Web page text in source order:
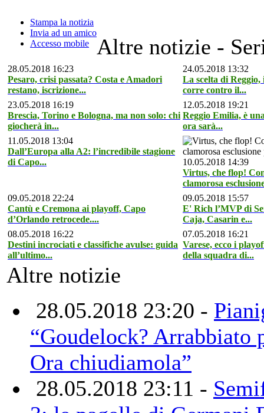
Stampa la notizia
Invia ad un amico
Accesso mobile
Altre notizie -
28.05.2018 16:23
Pesaro, crisi passata? Costa e Amadori
restano, iscrizione...
24.05.2018 13:32
La scelta di
corre contro il...
23.05.2018 16:19
Brescia, Torino e Bologna, ma non solo: chi
giocherà in...
12.05.2018 19:21
Reggio Emilia, è
ora sarà...
11.05.2018 13:04
Dall’Europa alla A2: l’incredibile stagione
di Capo...
10.05.2018 14:39
Virtus, che flop!
clamorosa
09.05.2018 22:24
Cantù e Cremona ai playoff, Capo
d’Orlando retrocede....
09.05.2018 15:57
E' Rich l’MVP di
Caja, Casarin e...
08.05.2018 16:22
Destini incrociati e classifiche avulse: guida
all’ultimo...
07.05.2018 16:21
Varese, ecco i
della squadra di...
Altre notizie
28.05.2018 23:20 -
“Goudelock? Arrabbiato
Ora chiudiamola”
28.05.2018 23:11 -